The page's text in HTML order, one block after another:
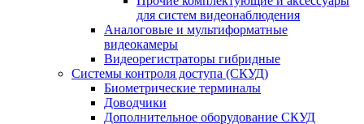
для систем видеонаблюдения
Аналоговые и мультиформатные
видеокамеры
Видеорегистраторы гибридные
Системы контроля доступа (СКУД)
Биометрические терминалы
Доводчики
Дополнительное оборудование СКУД